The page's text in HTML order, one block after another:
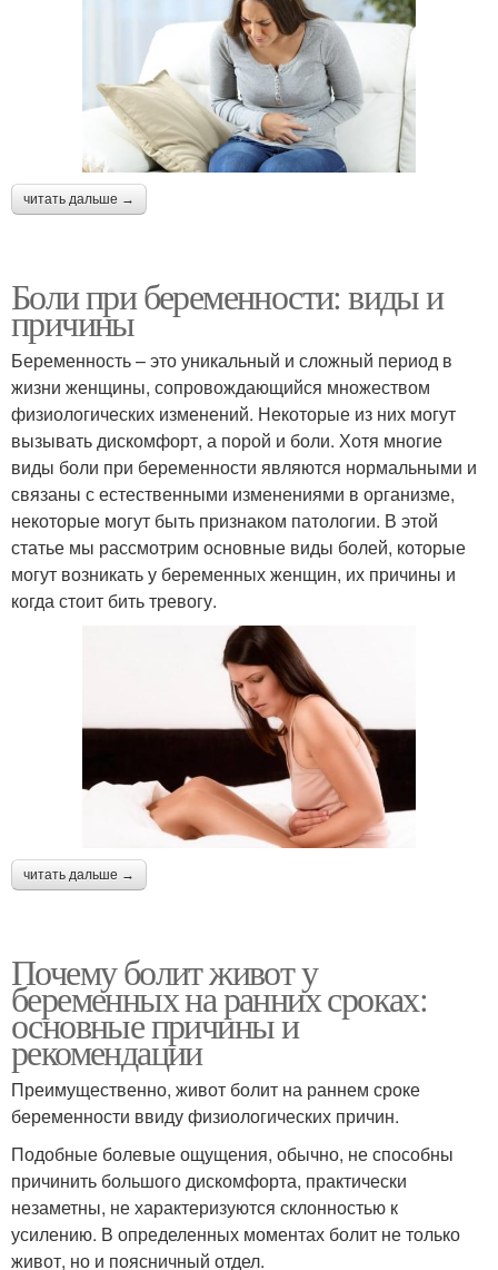
читать дальше →
Боли при беременности: виды и
причины
Беременность – это уникальный и сложный период в
жизни женщины, сопровождающийся множеством
физиологических изменений. Некоторые из них могут
вызывать дискомфорт, а порой и боли. Хотя многие
виды боли при беременности являются нормальными и
связаны с естественными изменениями в организме,
некоторые могут быть признаком патологии. В этой
статье мы рассмотрим основные виды болей, которые
могут возникать у беременных женщин, их причины и
когда стоит бить тревогу.
читать дальше →
Почему болит живот у
беременных на ранних сроках:
основные причины и
рекомендации
Преимущественно, живот болит на раннем сроке
беременности ввиду физиологических причин.
Подобные болевые ощущения, обычно, не способны
причинить большого дискомфорта, практически
незаметны, не характеризуются склонностью к
усилению. В определенных моментах болит не только
живот, но и поясничный отдел.